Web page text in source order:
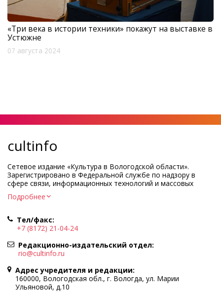
«Три века в истории техники» покажут на выставке в
Устюжне
07 августа 2024
cultinfo
Сетевое издание «Культура в Вологодской области».
Зарегистрировано в Федеральной службе по надзору в
сфере связи, информационных технологий и массовых
Регистрационный номер и дата принятия решения о
Учредитель КУ ВО «Информационно-аналитический центр
культуры»
Адрес учредителя и редакции: 160000, Вологодская обл., г.
Вологда, ул. Марии Ульяновой, д.10
Главный редактор — Легчанова Елена Григорьевна
Политика в отношении обработки персональных данных
Подробнее
Тел/факс:
+7 (8172) 21-04-24
Редакционно-издательский отдел:
rio@cultinfo.ru
Адрес учредителя и редакции:
160000, Вологодская обл., г. Вологда, ул. Марии
Ульяновой, д.10